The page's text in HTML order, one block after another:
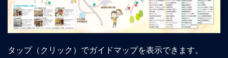
タップ（クリック）でガイドマップを表示できます。